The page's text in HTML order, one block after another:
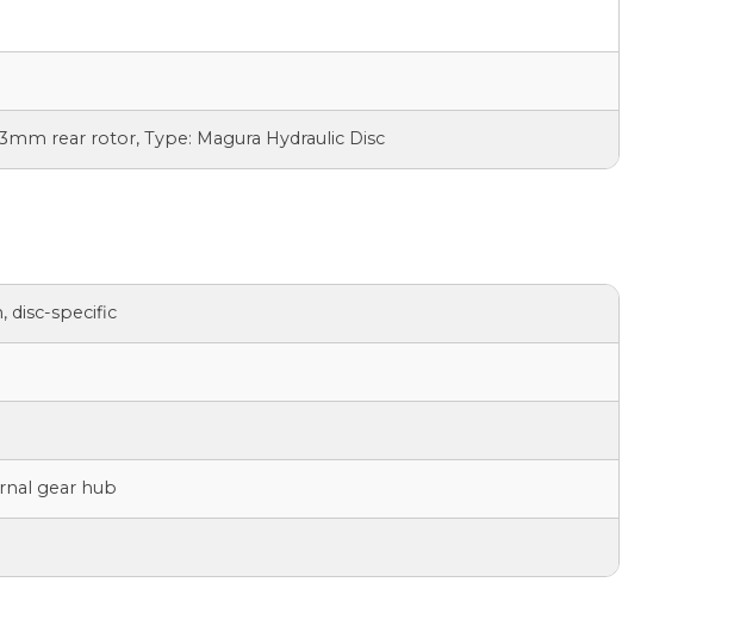
rear rotor, Type: Magura Hydraulic Disc
disc-specific
gear hub